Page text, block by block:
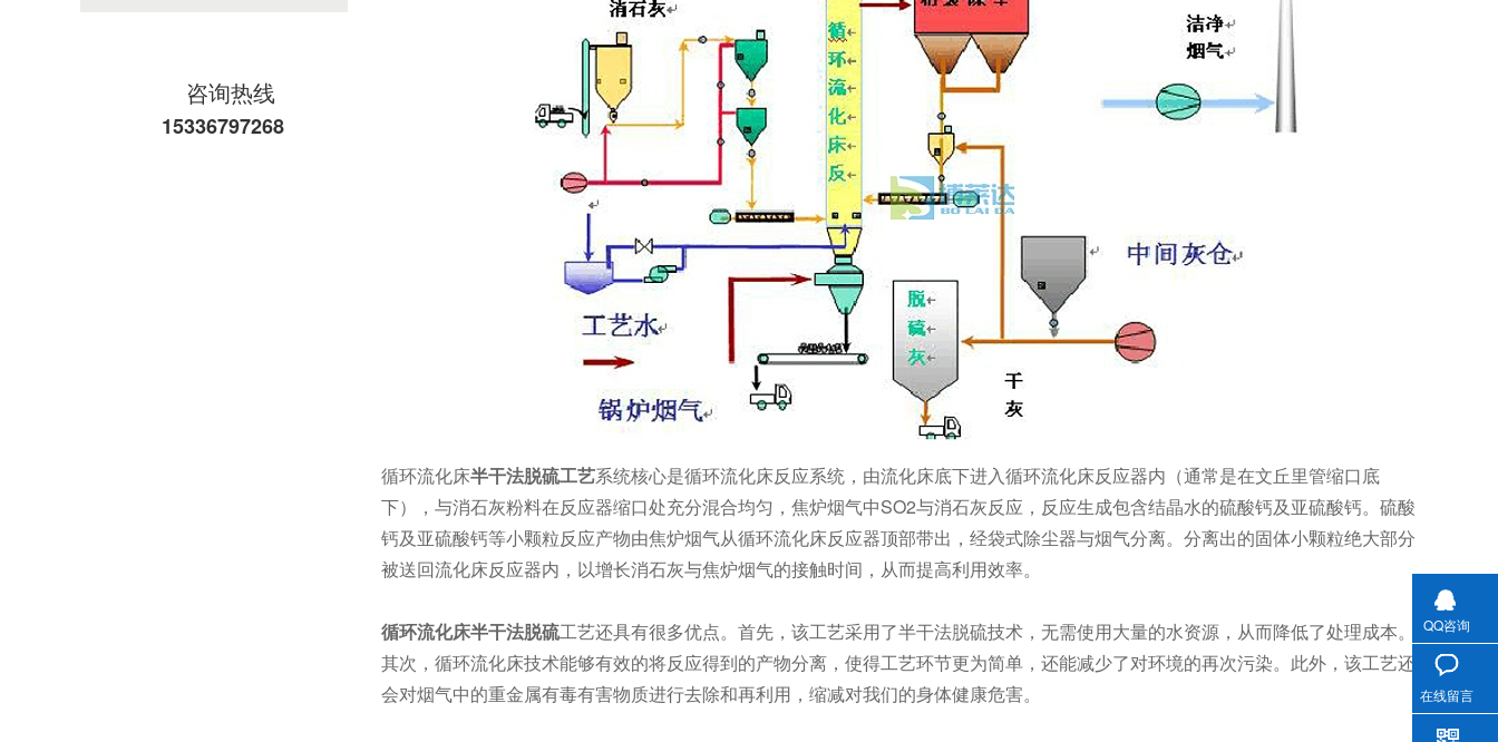
循环流化床半干法脱硫工艺系统核心是循环流化床反应系统，由流化床底下进入循环流化床反应器内（通常是在文丘里管缩口底
下），与消石灰粉料在反应器缩口处充分混合均匀，焦炉烟气中SO2与消石灰反应，反应生成包含结晶水的硫酸钙及亚硫酸钙。硫酸
钙及亚硫酸钙等小颗粒反应产物由焦炉烟气从循环流化床反应器顶部带出，经袋式除尘器与烟气分离。分离出的固体小颗粒绝大部分
被送回流化床反应器内，以增长消石灰与焦炉烟气的接触时间，从而提高利用效率。
循环流化床半干法脱硫工艺还具有很多优点。首先，该工艺采用了半干法脱硫技术，无需使用大量的水资源，从而降低了处理成本。
其次，循环流化床技术能够有效的将反应得到的产物分离，使得工艺环节更为简单，还能减少了对环境的再次污染。此外，该工艺还
会对烟气中的重金属有毒有害物质进行去除和再利用，缩减对我们的身体健康危害。
咨询热线
15336797268
QQ咨询
在线留言